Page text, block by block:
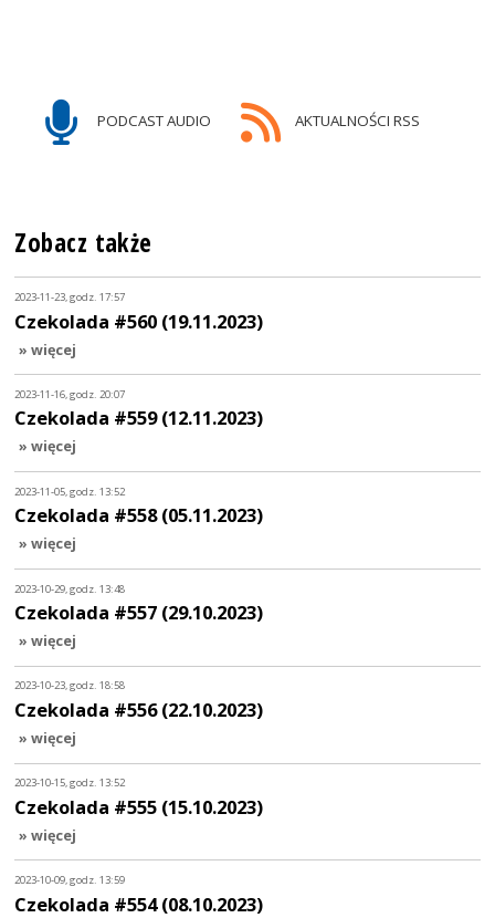
PODCAST AUDIO AKTUALNOŚCI RSS
Zobacz także
2023-11-23, godz. 17:57
Czekolada #560 (19.11.2023)
» więcej
2023-11-16, godz. 20:07
Czekolada #559 (12.11.2023)
» więcej
2023-11-05, godz. 13:52
Czekolada #558 (05.11.2023)
» więcej
2023-10-29, godz. 13:48
Czekolada #557 (29.10.2023)
» więcej
2023-10-23, godz. 18:58
Czekolada #556 (22.10.2023)
» więcej
2023-10-15, godz. 13:52
Czekolada #555 (15.10.2023)
» więcej
2023-10-09, godz. 13:59
Czekolada #554 (08.10.2023)